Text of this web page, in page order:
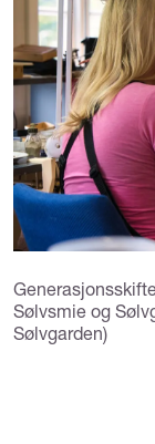
Sølvsmie og
Sølvgarden)